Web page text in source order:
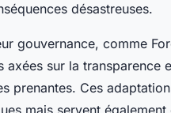
désastreuses.
gouvernance, comme
axées sur la transparence
prenantes. Ces